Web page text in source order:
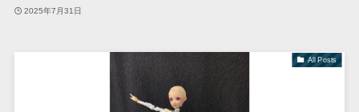
2025年7月31日
All Posts